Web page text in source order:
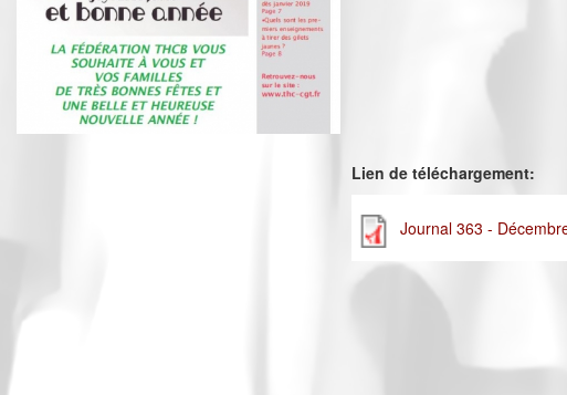
Lien de téléchargement:
Journal 363 -